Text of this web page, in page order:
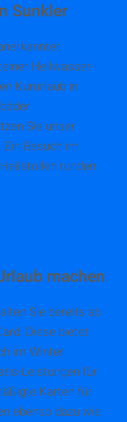
Sunkler
Heilwasser-
Kururlaub in
Sie unser
Besuch im
runden
machen
Sie bereits ab
Diese bietet
im Winter
Leistungen für
Karten für
ebenso dazu wie